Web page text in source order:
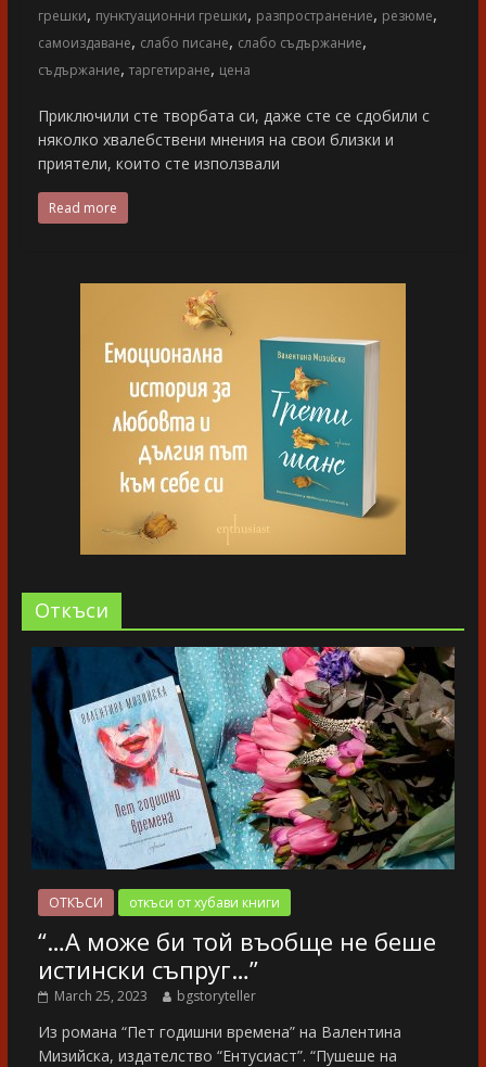
грешки, пунктуационни грешки, разпространение, резюме,
самоиздаване, слабо писане, слабо съдържание,
съдържание, таргетиране, цена
Приключили сте творбата си, даже сте се сдобили с
няколко хвалебствени мнения на свои близки и
приятели, които сте използвали
Read more
Oткъси
ОТКЪСИ откъси от хубави книги
“…А може би той въобще не беше
истински съпруг…”
March 25, 2023 bgstoryteller
Из романа “Пет годишни времена” на Валентина
Мизийска, издателство “Ентусиаст”. “Пушеше на